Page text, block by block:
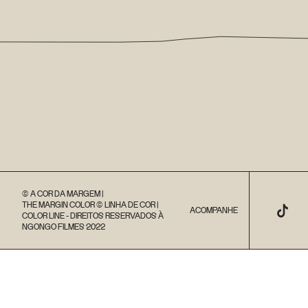
© A COR DA MARGEM |
THE MARGIN COLOR © LINHA DE COR |
COLOR LINE - DIREITOS RESERVADOS À
NGONGO FILMES 2022
ACOMPANHE